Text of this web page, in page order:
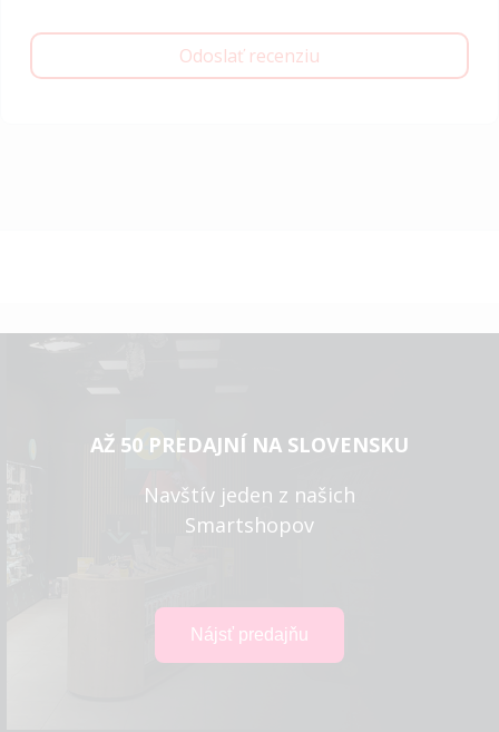
Odoslať recenziu
AŽ 50 PREDAJNÍ NA SLOVENSKU
Navštív jeden z našich
Smartshopov